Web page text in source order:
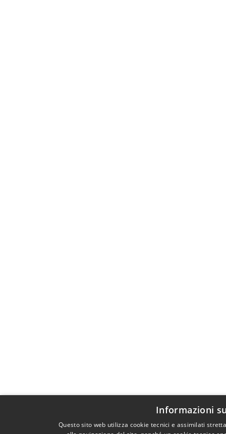
Informazioni
Questo sito web utilizza cookie tecnici e assimilati